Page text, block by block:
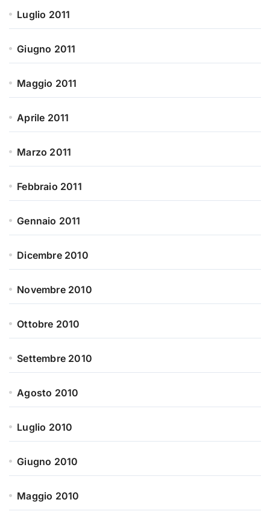
Luglio 2011
Giugno 2011
Maggio 2011
Aprile 2011
Marzo 2011
Febbraio 2011
Gennaio 2011
Dicembre 2010
Novembre 2010
Ottobre 2010
Settembre 2010
Agosto 2010
Luglio 2010
Giugno 2010
Maggio 2010